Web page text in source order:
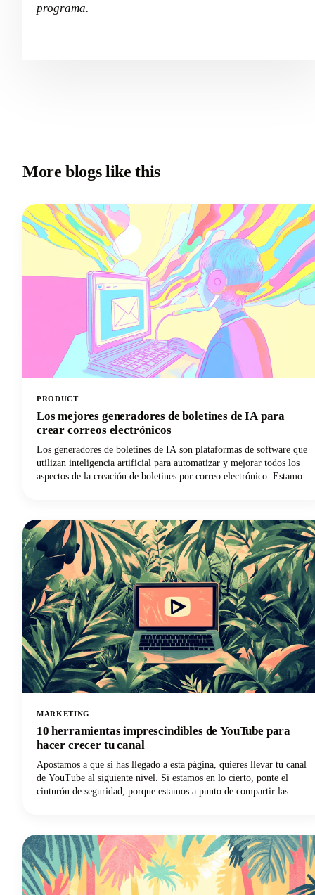
programa.
More blogs like this
PRODUCT
Los mejores generadores de boletines de IA para
crear correos electrónicos
Los generadores de boletines de IA son plataformas de software que
utilizan inteligencia artificial para automatizar y mejorar todos los
aspectos de la creación de boletines por correo electrónico. Estamos
hacer todo esto con una mínima intervención humana!
MARKETING
10 herramientas imprescindibles de YouTube para
hacer crecer tu canal
Apostamos a que si has llegado a esta página, quieres llevar tu canal
de YouTube al siguiente nivel. Si estamos en lo cierto, ponte el
cinturón de seguridad, porque estamos a punto de compartir las